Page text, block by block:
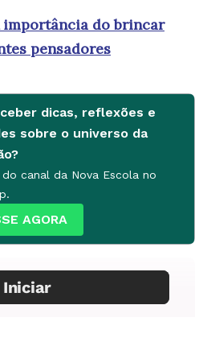
importância do brincar
pensadores
dicas, reflexões e
sobre o universo da
canal da Nova Escola no
AGORA